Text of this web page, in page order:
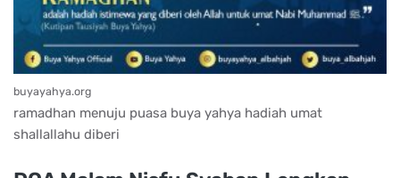
buyayahya.org
ramadhan menuju puasa buya yahya hadiah umat
shallallahu diberi